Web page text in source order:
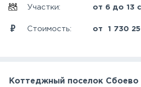
Участки: от 6 до 13
Стоимость: от1 730
Коттеджный поселок Сбоево